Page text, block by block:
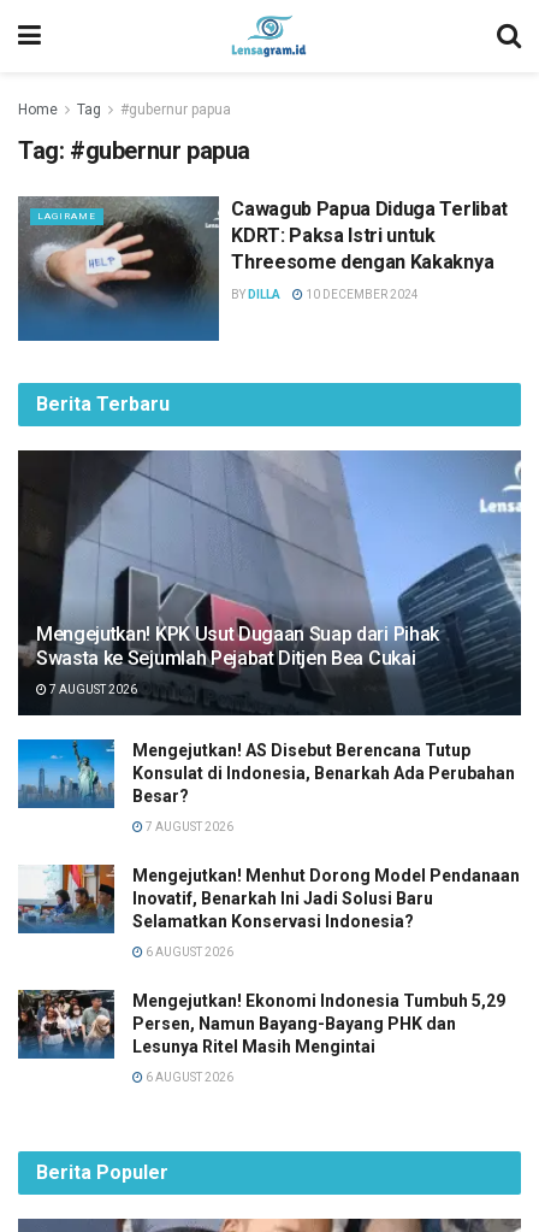
Home Tag #gubernur papua
Tag: #gubernur papua
LAGIRAME
Cawagub Papua Diduga Terlibat
KDRT: Paksa Istri untuk
Threesome dengan Kakaknya
BY DILLA 10 DECEMBER 2024
Berita Terbaru
Mengejutkan! KPK Usut Dugaan Suap dari Pihak
Swasta ke Sejumlah Pejabat Ditjen Bea Cukai
7 AUGUST 2026
Mengejutkan! AS Disebut Berencana Tutup
Konsulat di Indonesia, Benarkah Ada Perubahan
Besar?
7 AUGUST 2026
Mengejutkan! Menhut Dorong Model Pendanaan
Inovatif, Benarkah Ini Jadi Solusi Baru
Selamatkan Konservasi Indonesia?
6 AUGUST 2026
Mengejutkan! Ekonomi Indonesia Tumbuh 5,29
Persen, Namun Bayang-Bayang PHK dan
Lesunya Ritel Masih Mengintai
6 AUGUST 2026
Berita Populer